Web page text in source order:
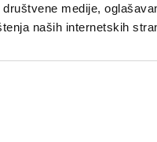
medije,
naših internetskih